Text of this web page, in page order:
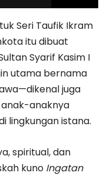
Seri Taufik Ikram
itu dibuat
Syarif Kasim I
utama bernama
juga
anaknya
lingkungan istana.
spiritual, dan
kuno Ingatan